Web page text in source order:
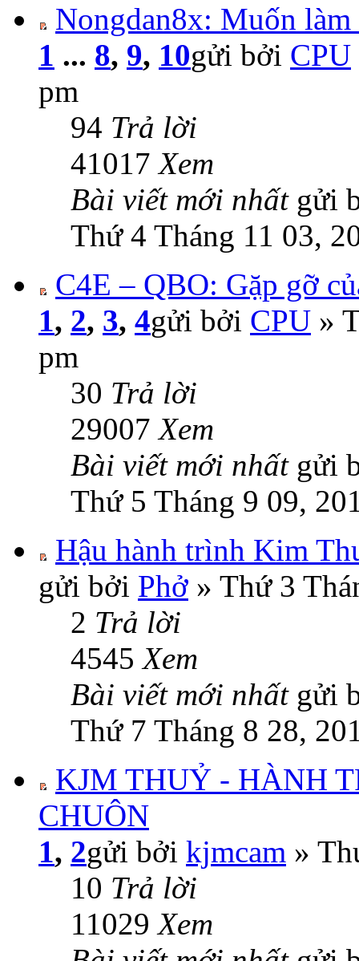
Nongdan8x: Muốn
1 ... 8, 9, 10gửi bởi CPU
pm
94 Trả lời
41017Xem
Bài viết mới nhất gửi
Thứ 4 Tháng 11 03,
C4E – QBO: Gặp gỡ
1, 2, 3, 4gửi bởi CPU »
pm
30 Trả lời
29007Xem
Bài viết mới nhất gửi
Thứ 5 Tháng 9 09,
Hậu hành trình Kim
gửi bởi Phở » Thứ 3
2 Trả lời
4545Xem
Bài viết mới nhất gửi
Thứ 7 Tháng 8 28,
KJM THUỶ - HÀNH
CHUÔN
1, 2gửi bởi kjmcam »
10 Trả lời
11029Xem